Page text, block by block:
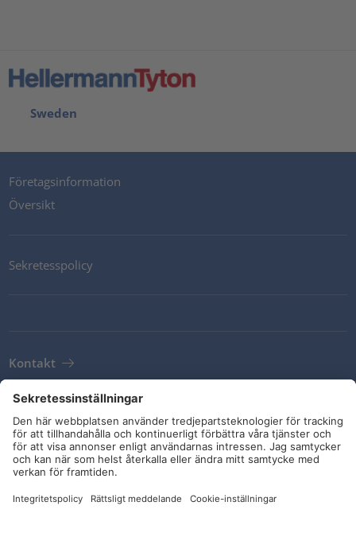
Sweden
Företagsinformation
Översikt
Sekretesspolicy
Kontakt
Leveransvillkor
Riktlinjer och åtaganden
Sociala medier